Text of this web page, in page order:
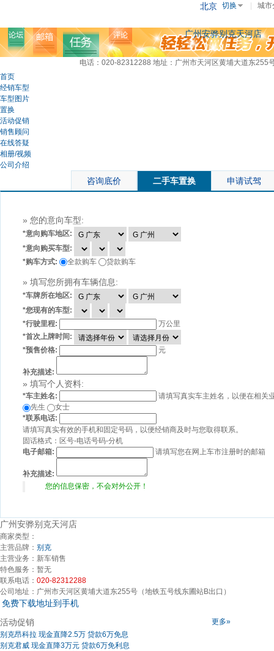
北京 切换 城市
广州安骅别克天河店
电话：020-82312288 地址：广州市天河区黄埔大道东255
首页
经销车型
车型图片
置换
活动促销
销售顾问
在线答疑
相册/视频
公司介绍
咨询底价 二手车置换 申请试驾
» 您的意向车型:
*意向购车地区:
*意向购买车型:
*购车方式: 全款购车 贷款购车
» 填写您所拥有车辆信息:
*车牌所在地区:
*您现有的车型:
*行驶里程:
万公里
*首次上牌时间:
*预售价格: 元
补充描述:
» 填写个人资料:
*车主姓名:
请填写真实车主姓名，以便在相关
先生
女士
*联系电话:
请填写真实有效的手机和固定号码，以便经销商及时与您取得联系。
固话格式：区号-电话号码-分机
电子邮箱:
请填写您在网上车市注册时的邮箱
补充描述:
您的信息保密，不会对外公开！
广州安骅别克天河店
商家类型：
主营品牌： 别克
主营业务： 新车销售
特色服务： 暂无
联系电话： 020-82312288
公司地址： 广州市天河区黄埔大道东255号（地铁五号线东圃站B出口）
免费下载地址到手机
更多»
活动促销
别克昂科拉 现金直降2.5万 贷款6万免息
别克君威 现金直降3万元 贷款6万免利息